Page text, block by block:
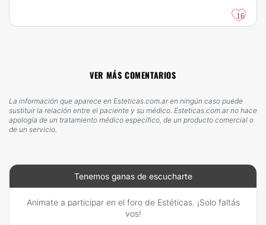
16
VER MÁS COMENTARIOS
La información que aparece en Esteticas.com.ar en ningún caso puede
sustituir la relación entre el paciente y su médico. Esteticas.com.ar no hace
apología de un tratamiento médico específico, de un producto comercial o
de un servicio.
Tenemos ganas de escucharte
Animate a participar en el foro de Estéticas. ¡Solo faltás
vos!